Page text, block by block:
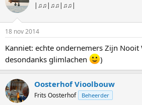
|♫♫|♫♫|♫♫|
18 nov 2014
Kanniet: echte ondernemers Zijn Nooit
desondanks glimlachen
)
Oosterhof Vioolbouw
Frits Oosterhof Beheerder